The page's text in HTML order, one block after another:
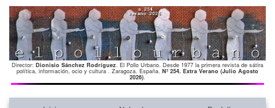
Director: Dionisio Sánchez Rodríguez. El Pollo Urbano. Desde 1977 la primera revista de sátira
política, información, ocio y cultura . Zaragoza. España. Nº 254. Extra Verano (Julio Agosto
2026).